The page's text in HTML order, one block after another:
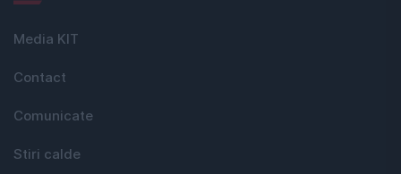
Media KIT
Contact
Comunicate
Stiri calde